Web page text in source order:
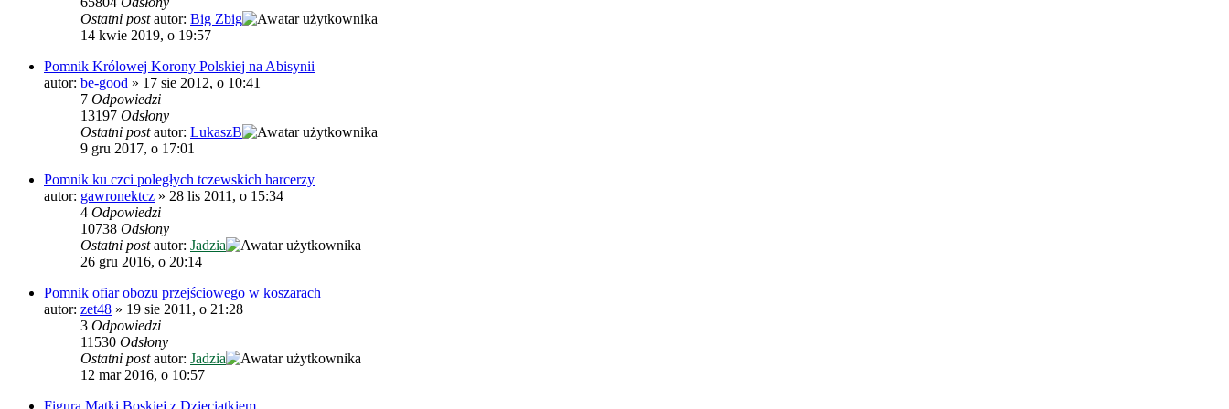
Ostatni postautor: Big Zbig
14 kwie 2019, o 19:57
Pomnik Królowej Korony Polskiej na Abisynii
autor: be-good » 17 sie 2012, o 10:41
7 Odpowiedzi
13197 Odsłony
Ostatni postautor: LukaszB
9 gru 2017, o 17:01
Pomnik ku czci poległych tczewskich harcerzy
autor: gawronektcz » 28 lis 2011, o 15:34
4 Odpowiedzi
10738 Odsłony
Ostatni postautor: Jadzia
26 gru 2016, o 20:14
Pomnik ofiar obozu przejściowego w koszarach
autor: zet48 » 19 sie 2011, o 21:28
3 Odpowiedzi
11530 Odsłony
Ostatni postautor: Jadzia
12 mar 2016, o 10:57
Figura Matki Boskiej z Dzieciątkiem